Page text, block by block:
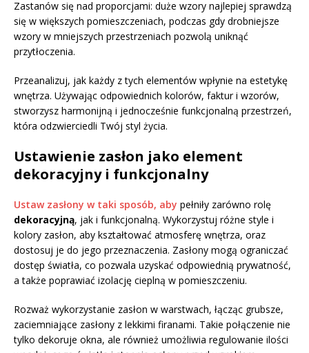
Zastanów się nad proporcjami: duże wzory najlepiej sprawdzą
się w większych pomieszczeniach, podczas gdy drobniejsze
wzory w mniejszych przestrzeniach pozwolą uniknąć
przytłoczenia.
Przeanalizuj, jak każdy z tych elementów wpłynie na estetykę
wnętrza. Używając odpowiednich kolorów, faktur i wzorów,
stworzysz harmonijną i jednocześnie funkcjonalną przestrzeń,
która odzwierciedli Twój styl życia.
Ustawienie zasłon jako element
dekoracyjny i funkcjonalny
Ustaw zasłony w taki sposób, aby pełniły zarówno rolę
dekoracyjną, jak i funkcjonalną. Wykorzystuj różne style i
kolory zasłon, aby kształtować atmosferę wnętrza, oraz
dostosuj je do jego przeznaczenia. Zasłony mogą ograniczać
dostęp światła, co pozwala uzyskać odpowiednią prywatność,
a także poprawiać izolację cieplną w pomieszczeniu.
Rozważ wykorzystanie zasłon w warstwach, łącząc grubsze,
zaciemniające zasłony z lekkimi firanami. Takie połączenie nie
tylko dekoruje okna, ale również umożliwia regulowanie ilości